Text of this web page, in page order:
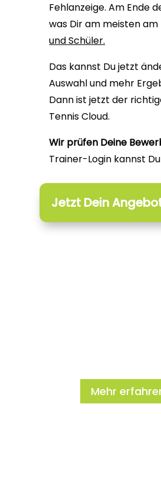
Fehlanzeige. Am Ende
was Dir am meisten am
und Schüler.
Das kannst Du jetzt
Auswahl und mehr
Dann ist jetzt der
Tennis Cloud.
Wir prüfen Deine
Trainer-Login kannst
Jetzt Dein
Mehr